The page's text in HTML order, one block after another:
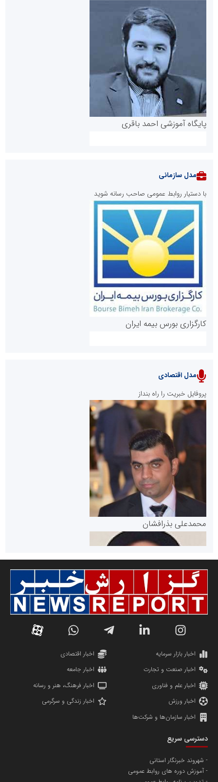
پایگاه آموزشی احمد باقری
روابط عمومی خبرگزاری گزارش خبر
پایگاه خبری نهضت ملی مسکن
پایگاه خبری گفتمان یزد
دانشگاه سئوی ایران
مدل سازمانی
با دستیار روابط عمومی صاحب رسانه شوید
کارگزاری بورس بیمه ایران
سازمان بورس و اوراق بهادار
مرجع اخبار موثق در بازارسرمایه
سازمان صنعت،معدن و تجارت
تامین آهن اسفنجی تولیدکنندگان فولاد در کشور
مدل اقتصادی
پروفایل خبریت را راه بنداز
محمدعلی بذرافشان
مریم حاج نوروز نظری
اخبار بازار سرمایه
اخبار اقتصادی
اخبار صنعت و تجارت
اخبار جامعه
اخبار علم و فناوری
اخبار فرهنگ، هنر و رسانه
اخبار ورزش
اخبار زندگی و سرگرمی
اخبار سازمان‌ها و شرکت‌ها
دسترسی سریع
شهروند خبرنگار استانی
آموزش دوره های روابط عمومی